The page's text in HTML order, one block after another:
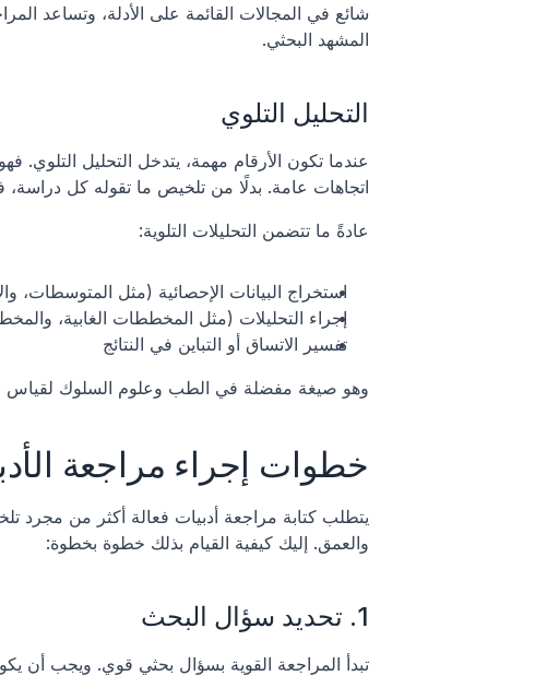
المشهد البحثي.
التحليل التلوي
عندما تكون الأرقام مهمة، يتدخل التحليل التلوي. فهو
اتجاهات عامة. بدلًا من تلخيص ما تقوله كل دراسة،
عادةً ما تتضمن التحليلات التلوية:
استخراج البيانات الإحصائية (مثل المتوسطات،
إجراء التحليلات (مثل المخططات الغابية،
تفسير الاتساق أو التباين في النتائج
وهو صيغة مفضلة في الطب وعلوم السلوك لقياس
خطوات إجراء مراجعة
والعمق. إليك كيفية القيام بذلك خطوة بخطوة:
1. تحديد سؤال البحث
تبدأ المراجعة القوية بسؤال بحثي قوي. ويجب أن